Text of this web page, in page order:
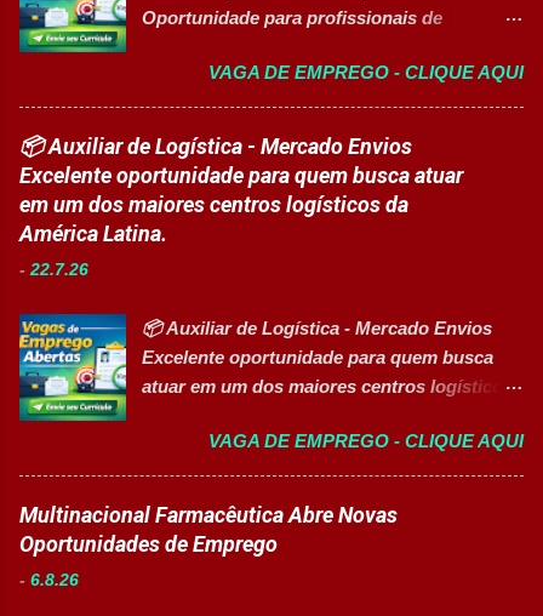
Estrutura e Horários das Turmas
talentos, oferecendo oportunidades para
de experiência. Vagas disponíveis Analista
de Projetos Pleno Auxiliar de Almoxarifado
Auxiliar de Produção Eletricista de
Manutenção II Banco de Talentos Áreas de
atuação Produção Industrial. Logística.
Almoxarifado. Projetos. Engenharia.
Org...
Oportunidade para profissionais de
e excelência operacional 👉 CANDIDATAR-
SE AGORA Sobre a Posição Líder mundial
no segmento de alimentos e bebidas busca
profissional qualificado para coordenar as
áreas de Manutenção e Utilidades em sua
unidade fabril. A posição tem como foco
estratégica em projetos de melhoria
contínua da planta industrial. Principais
Responsabilidades Assegurar a manutenção
utilidades, elétrica e setores auxiliares.
Identificar oportunidades de melhoria
contínua nos processos e no consumo de
recursos energéticos. Garantir a
VAGA DE EMPREGO - CLIQUE AQUI
📦 Auxiliar de Logística - Mercado Envios
Excelente oportunidade para quem busca atuar
em um dos maiores centros logísticos da
América Latina.
- 22.7.26
📦 Auxiliar de Logística - Mercado Envios
Excelente oportunidade para quem busca
atuar em um dos maiores centros logísticos
📋 Sobre a oportunidade O Mercado Envios
está com oportunidade para Auxiliar de
Logística . A empresa busca profissionais
comprometidos, organizados e que desejam
crescer em um ambiente inovador,
VAGA DE EMPREGO - CLIQUE AQUI
Multinacional Farmacêutica Abre Novas
Oportunidades de Emprego
- 6.8.26